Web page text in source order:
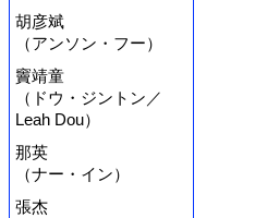
胡彦斌
（アンソン・フー）
竇靖童
（ドウ・ジントン／
Leah Dou）
那英
（ナー・イン）
張杰